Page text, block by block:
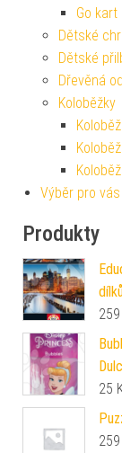
Go kart
Dětské
Dětské
Dřevěná
Koloběžky
Výběr pro vás
Produkty
259
25
259